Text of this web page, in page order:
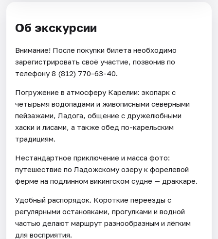
Об экскурсии
Внимание! После покупки билета необходимо
зарегистрировать своё участие, позвонив по
телефону 8 (812) 770-63-40.
Погружение в атмосферу Карелии: экопарк с
четырьмя водопадами и живописными северными
пейзажами, Ладога, общение с дружелюбными
хаски и лисами, а также обед по-карельским
традициям.
Нестандартное приключение и масса фото:
путешествие по Ладожскому озеру к форелевой
ферме на подлинном викингском судне — драккаре.
Удобный распорядок. Короткие переезды с
регулярными остановками, прогулками и водной
частью делают маршрут разнообразным и лёгким
для восприятия.